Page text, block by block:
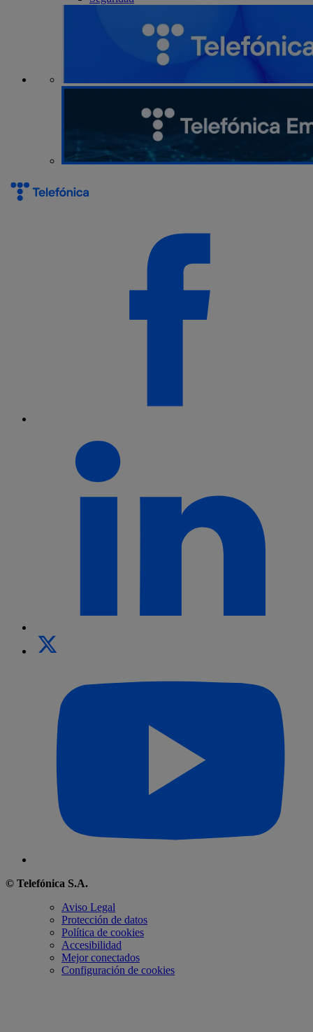
© Telefónica S.A.
Aviso Legal
Protección de datos
Política de cookies
Accesibilidad
Mejor conectados
Configuración de cookies